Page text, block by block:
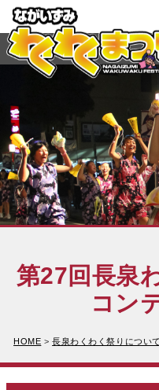
第27回長泉
コン
HOME >長泉わくわく祭りについて